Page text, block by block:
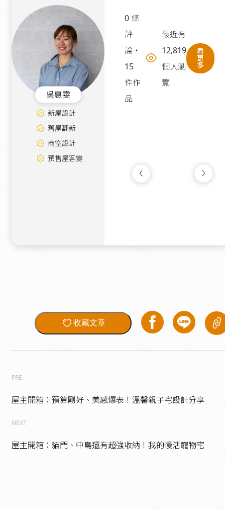
吳惠雯
新屋設計
舊屋翻新
商空設計
預售屋客變
0 條
評
論 ・
15
件作
品
最近有
12,819
個人瀏
覽
看
更
多
收藏文章
PRE
屋主開箱：預算剛好、美感爆表！溫馨親子宅設計分享
NEXT
屋主開箱：貓門、中島還有超強收納！我的慢活寵物宅